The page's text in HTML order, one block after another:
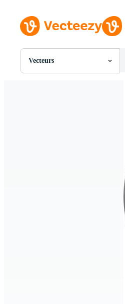
Vecteurs
Toutes Images